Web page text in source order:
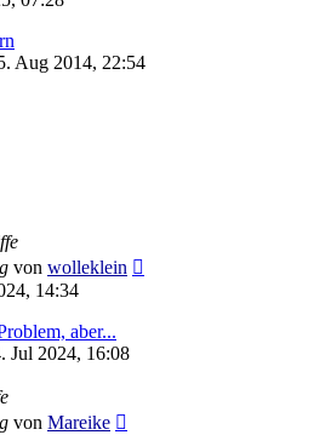
Aug 2014, 22:54
von wolleklein
14:34
aber...
Jul 2024, 16:08
von Mareike